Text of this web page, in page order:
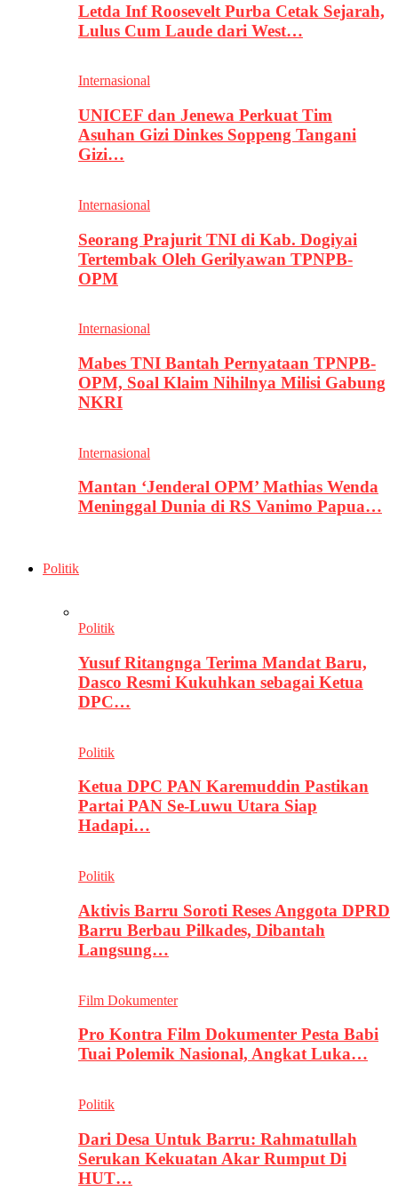
Letda Inf Roosevelt Purba Cetak Sejarah,
Lulus Cum Laude dari West…
Internasional
UNICEF dan Jenewa Perkuat Tim
Asuhan Gizi Dinkes Soppeng Tangani
Gizi…
Internasional
Seorang Prajurit TNI di Kab. Dogiyai
Tertembak Oleh Gerilyawan TPNPB-
OPM
Internasional
Mabes TNI Bantah Pernyataan TPNPB-
OPM, Soal Klaim Nihilnya Milisi Gabung
NKRI
Internasional
Mantan ‘Jenderal OPM’ Mathias Wenda
Meninggal Dunia di RS Vanimo Papua…
Politik
Politik
Yusuf Ritangnga Terima Mandat Baru,
Dasco Resmi Kukuhkan sebagai Ketua
DPC…
Politik
Ketua DPC PAN Karemuddin Pastikan
Partai PAN Se-Luwu Utara Siap
Hadapi…
Politik
Aktivis Barru Soroti Reses Anggota DPRD
Barru Berbau Pilkades, Dibantah
Langsung…
Film Dokumenter
Pro Kontra Film Dokumenter Pesta Babi
Tuai Polemik Nasional, Angkat Luka…
Politik
Dari Desa Untuk Barru: Rahmatullah
Serukan Kekuatan Akar Rumput Di
HUT…